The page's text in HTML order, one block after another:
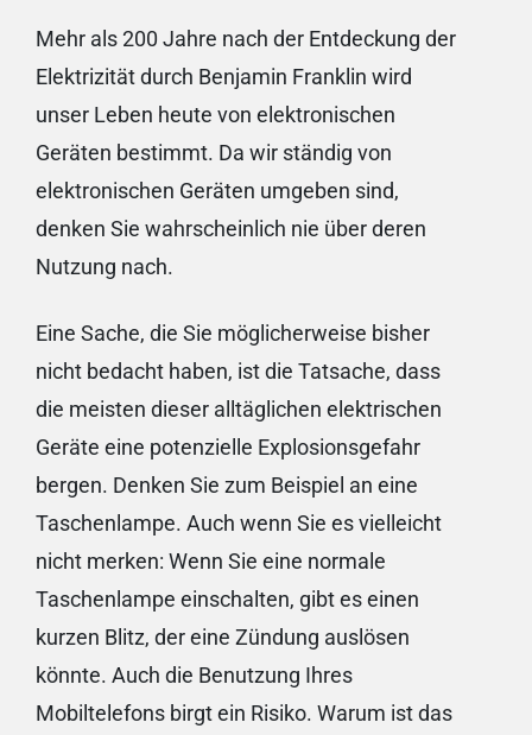
Mehr als 200 Jahre nach der Entdeckung der
Elektrizität durch Benjamin Franklin wird
unser Leben heute von elektronischen
Geräten bestimmt. Da wir ständig von
elektronischen Geräten umgeben sind,
denken Sie wahrscheinlich nie über deren
Nutzung nach.
Eine Sache, die Sie möglicherweise bisher
nicht bedacht haben, ist die Tatsache, dass
die meisten dieser alltäglichen elektrischen
Geräte eine potenzielle Explosionsgefahr
bergen. Denken Sie zum Beispiel an eine
Taschenlampe. Auch wenn Sie es vielleicht
nicht merken: Wenn Sie eine normale
Taschenlampe einschalten, gibt es einen
kurzen Blitz, der eine Zündung auslösen
könnte. Auch die Benutzung Ihres
Mobiltelefons birgt ein Risiko. Warum ist das